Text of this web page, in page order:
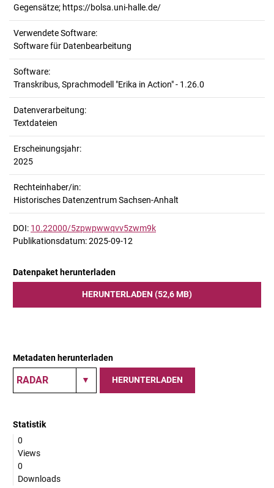
Gegensätze; https://bolsa.uni-halle.de/
Verwendete Software:
Software für Datenbearbeitung
Software:
Transkribus, Sprachmodell "Erika in Action" - 1.26.0
Datenverarbeitung:
Textdateien
Erscheinungsjahr:
2025
Rechteinhaber/in:
Historisches Datenzentrum Sachsen-Anhalt
DOI: 10.22000/5zpwpwwqvv5zwm9k
Publikationsdatum: 2025-09-12
Datenpaket herunterladen
HERUNTERLADEN (52,6 MB)
Metadaten herunterladen
HERUNTERLADEN
Statistik
0
Views
0
Downloads